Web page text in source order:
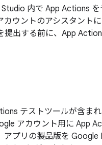
内で App Actions
ウントのアシスタント
提出する前に、App
テストツールが含まれ
アカウント用に App
プリの製品版を Google